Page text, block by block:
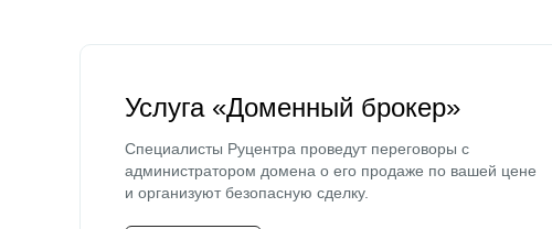
Услуга «Доменный брокер»
Специалисты Руцентра проведут переговоры с
администратором домена о его продаже по вашей цене
и организуют безопасную сделку.